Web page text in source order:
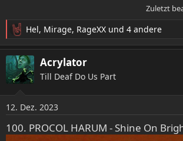
Zuletzt
R
e
a
k
t
n
e
n
Hel, Mirage, RageXX und 4 andere
Acrylator
Till Deaf Do Us Part
12. Dez. 2023
100. PROCOL HARUM - Shine On